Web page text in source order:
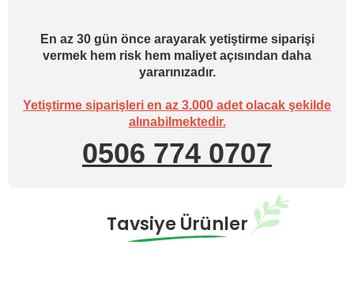
En az 30 gün önce arayarak yetiştirme siparişi
vermek hem risk hem maliyet açısından daha
yararınızadır.
Yetiştirme siparişleri en az 3.000 adet olacak şekilde
alınabilmektedir.
0506 774 0707
Tavsiye Ürünler